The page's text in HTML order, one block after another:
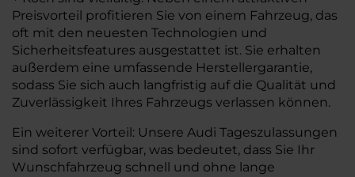
Preisvorteil profitieren Sie von einem Fahrzeug, das
oft mit den neuesten Technologien und
Sicherheitsfeatures ausgestattet ist. Sie erhalten
außerdem eine umfassende Herstellergarantie,
sodass Sie sich auch langfristig auf die Qualität und
Zuverlässigkeit Ihres Fahrzeugs verlassen können.
Ein weiterer Vorteil: Unsere Audi Tageszulassungen
sind sofort verfügbar, was bedeutet, dass Sie Ihr
Wunschfahrzeug schnell und ohne lange